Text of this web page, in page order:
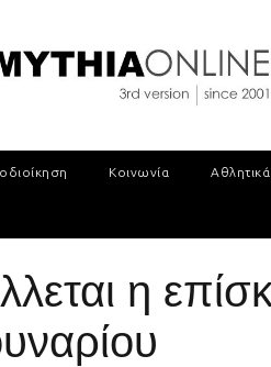
Κοινωνία Αθλητικά
η